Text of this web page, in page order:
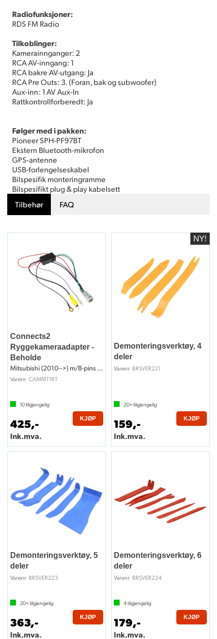
Radiofunksjoner:
RDS FM Radio
Tilkoblinger:
Kamerainnganger: 2
RCA AV-inngang: 1
RCA bakre AV-utgang: Ja
RCA Pre Outs: 3. (Foran, bak og subwoofer)
Aux-inn: 1 AV Aux-In
Rattkontrollforberedt: Ja
Følger med i pakken:
Pioneer SPH-PF97BT
Ekstern Bluetooth-mikrofon
GPS-antenne
USB-forlengelseskabel
Bilspesifik monteringramme
Bilspesifikt plug & play kabelsett
Tilbehør
FAQ
Connects2
Ryggekameraadapter -
Beholde
Mitsubishi (2010-->) m/8-pins plugg
Varenr CAMMT1RT
10tilgjengelig
425,-
Ink.mva.
KJØP
Demonteringsverktøy, 4
deler
Varenr BRSVER221
20+tilgjengelig
159,-
Ink.mva.
KJØP
Demonteringsverktøy, 5
deler
Varenr BRSVER223
20+tilgjengelig
363,-
Ink.mva.
KJØP
Demonteringsverktøy, 6
deler
Varenr BRSVER224
4tilgjengelig
179,-
Ink.mva.
KJØP